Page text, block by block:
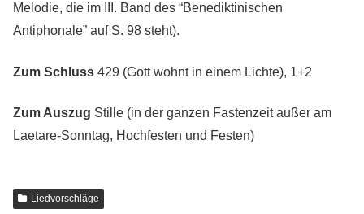
Melodie, die im III. Band des “Benediktinischen
Antiphonale” auf S. 98 steht).
Zum Schluss 429 (Gott wohnt in einem Lichte), 1+2
Zum Auszug Stille (in der ganzen Fastenzeit außer am
Laetare-Sonntag, Hochfesten und Festen)
Liedvorschläge